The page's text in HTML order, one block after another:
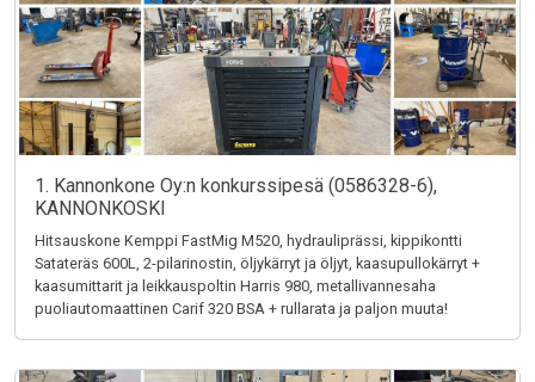
1. Kannonkone Oy:n konkurssipesä (0586328-6),
KANNONKOSKI
Hitsauskone Kemppi FastMig M520, hydrauliprässi, kippikontti
Satateräs 600L, 2-pilarinostin, öljykärryt ja öljyt, kaasupullokärryt +
kaasumittarit ja leikkauspoltin Harris 980, metallivannesaha
puoliautomaattinen Carif 320 BSA + rullarata ja paljon muuta!